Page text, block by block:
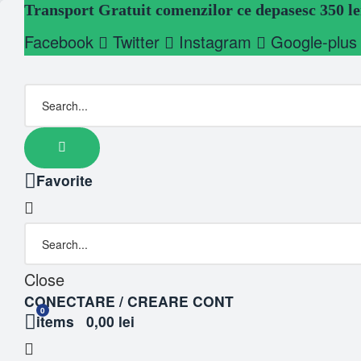
Transport Gratuit comenzilor ce depasesc 350
Facebook Twitter Instagram Google-plus
Favorite
Close
CONECTARE / CREARE CONT
0
items 0,00 lei